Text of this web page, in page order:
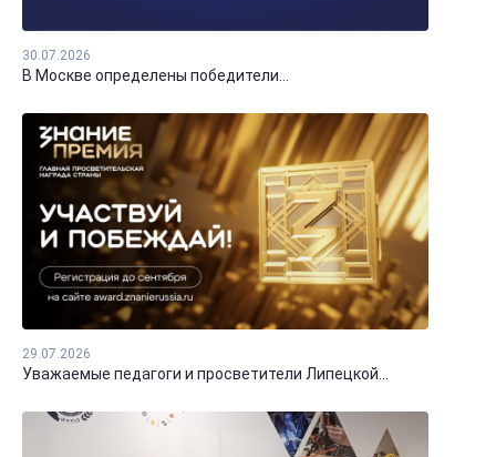
30.07.2026
В Москве определены победители...
29.07.2026
Уважаемые педагоги и просветители Липецкой...